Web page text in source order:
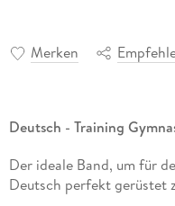
Merken
Deutsch - Training
Der ideale Band, um für
Deutsch perfekt gerüstet